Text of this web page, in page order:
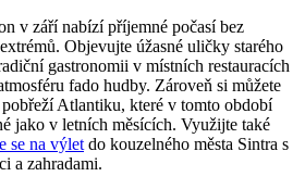
v září nabízí příjemné počasí ⁤bez
Objevujte úžasné uličky starého
gastronomii v místních restauracích
‍fado hudby.⁢ Zároveň si můžete
Atlantiku, které v tomto období
‌jako v letních měsících. Využijte také
se ⁣na výlet ⁣do kouzelného města Sintra​ s
a zahradami.